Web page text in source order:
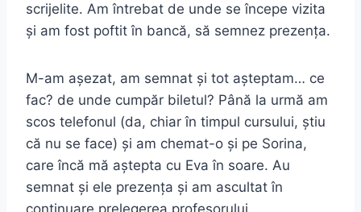
scrijelite. Am întrebat de unde se începe vizita
și am fost poftit în bancă, să semnez prezența.
M-am așezat, am semnat și tot așteptam… ce
fac? de unde cumpăr biletul? Până la urmă am
scos telefonul (da, chiar în timpul cursului, știu
că nu se face) și am chemat-o și pe Sorina,
care încă mă aștepta cu Eva în soare. Au
semnat și ele prezența și am ascultat în